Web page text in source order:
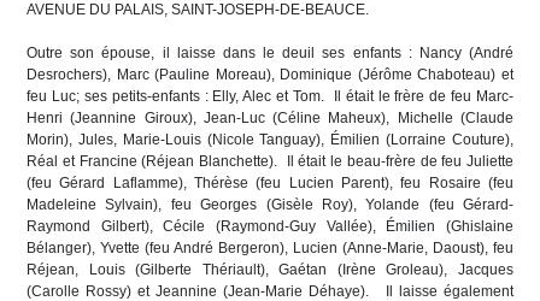
AVENUE DU PALAIS, SAINT-JOSEPH-DE-BEAUCE.
Outre son épouse, il laisse dans le deuil ses enfants : Nancy (André
Desrochers), Marc (Pauline Moreau), Dominique (Jérôme Chaboteau) et
feu Luc; ses petits-enfants : Elly, Alec et Tom. Il était le frère de feu Marc-
Henri (Jeannine Giroux), Jean-Luc (Céline Maheux), Michelle (Claude
Morin), Jules, Marie-Louis (Nicole Tanguay), Émilien (Lorraine Couture),
Réal et Francine (Réjean Blanchette). Il était le beau-frère de feu Juliette
(feu Gérard Laflamme), Thérèse (feu Lucien Parent), feu Rosaire (feu
Madeleine Sylvain), feu Georges (Gisèle Roy), Yolande (feu Gérard-
Raymond Gilbert), Cécile (Raymond-Guy Vallée), Émilien (Ghislaine
Bélanger), Yvette (feu André Bergeron), Lucien (Anne-Marie, Daoust), feu
Réjean, Louis (Gilberte Thériault), Gaétan (Irène Groleau), Jacques
(Carolle Rossy) et Jeannine (Jean-Marie Déhaye). Il laisse également